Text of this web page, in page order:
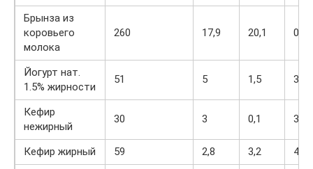
Брынза из
коровьего
молока
260 17,9 20,1 0
Йогурт нат.
1.5% жирности
51 5 1,5 3,5
Кефир
нежирный
30 3 0,1 3,8
Кефир жирный 59 2,8 3,2
4,1